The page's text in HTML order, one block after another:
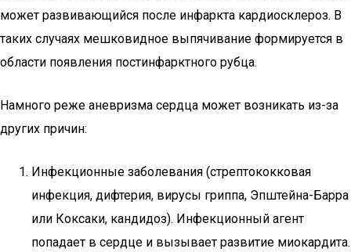
может развивающийся после инфаркта кардиосклероз. В
таких случаях мешковидное выпячивание формируется в
области появления постинфарктного рубца.
Намного реже аневризма сердца может возникать из-за
других причин:
Инфекционные заболевания (стрептококковая
инфекция, дифтерия, вирусы гриппа, Эпштейна-Барра
или Коксаки, кандидоз). Инфекционный агент
попадает в сердце и вызывает развитие миокардита.